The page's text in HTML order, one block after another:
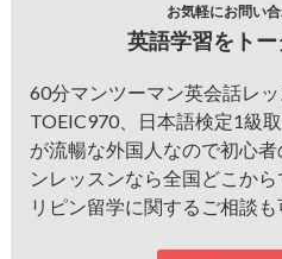
お気軽にお問い
英語学習をト
60分マンツーマン英会話レ
TOEIC970、日本語検定1級
が流暢な外国人なので初心
ンレッスンなら全国どこか
リピン留学に関するご相談も